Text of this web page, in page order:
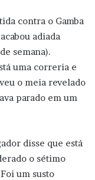
contra o Gamba
adiada
semana).
uma correria e
o meia revelado
parado em um
disse que está
o sétimo
um susto